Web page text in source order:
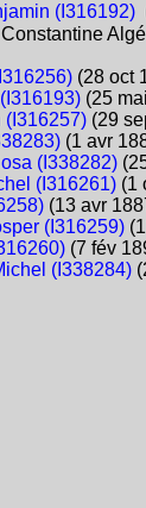
(I316192)
(28 oct
(25
(I316257) (29
(1 avr
(I338282)
(I316261) (1
(13 avr
(I316259)
(7 fév
(I338284)